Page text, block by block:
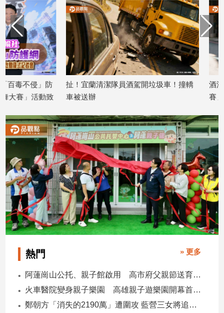
情
藝
術
／
文
創
／
電
影
薦
科
技/
戲
運
動
寵
物
Pet
影
音
專
區
扯！宜蘭清潔隊員酒駕開垃圾車！撞轎
車被送辦
酒測超標當場失禁！
賽」警鋪報紙載回
熱門 » 更多
阿蓮崗山公托、親子館啟用 高市府父親節送育兒暖禮
火車醫院變身親子樂園 高雄親子遊樂園開幕首日爆棚
鄭朝方「消失的2190萬」遭圍攻 藍營三女將追金流 拿出還款證明